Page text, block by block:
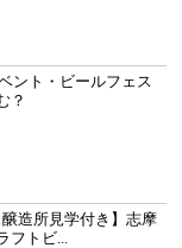
ント・ビールフェス
？
醸造所見学付き】志摩
トビ...